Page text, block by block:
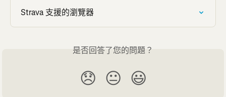
Strava 支援的瀏覽器
是否回答了您的問題？
😞 😐 😃